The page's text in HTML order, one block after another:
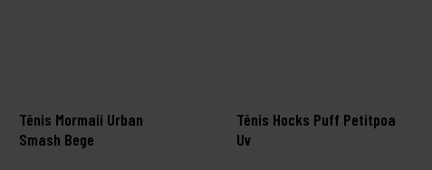
Tênis Mormaii Urban
Smash Bege
Tênis Hocks Puff Petitpoa
Uv